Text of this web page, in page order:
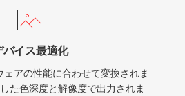
バイス最適化
アの性能に合わせて変換されま
た色深度と解像度で出力されま